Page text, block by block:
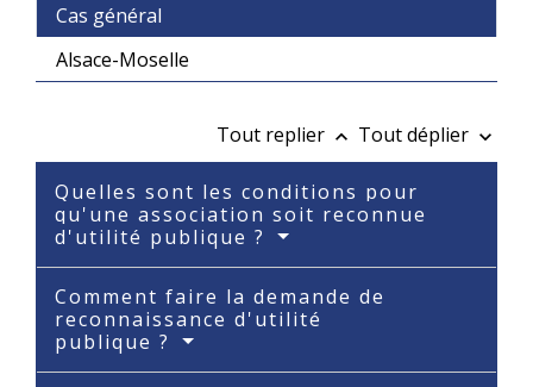
Cas général
Alsace-Moselle
Tout replier keyboard_arrow_up Tout déplier keyboard_arrow_down
Quelles sont les conditions pour
qu'une association soit reconnue
d'utilité publique ?
Comment faire la demande de
reconnaissance d'utilité
publique ?